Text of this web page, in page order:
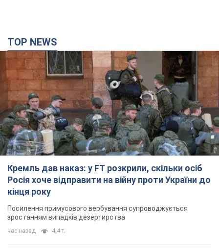
TOP NEWS
Кремль дав наказ: у FT розкрили, скільки осіб
Росія хоче відправити на війну проти України до
кінця року
Посилення примусового вербування супроводжується
зростанням випадків дезертирства
час назад 4,4 т.